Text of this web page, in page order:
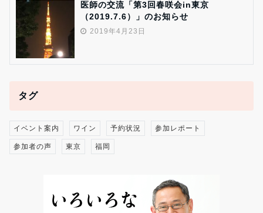
医師の交流「第3回春咲会in東京
（2019.7.6）」のお知らせ
2019年4月23日
タグ
イベント案内 ワイン 予約状況 参加レポート
参加者の声 東京 福岡